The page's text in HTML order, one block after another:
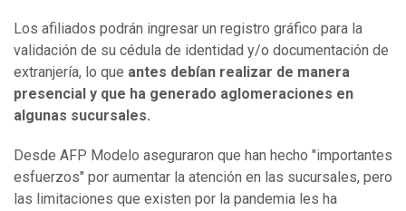
Los afiliados podrán ingresar un registro gráfico para la
validación de su cédula de identidad y/o documentación de
extranjería, lo que antes debían realizar de manera
presencial y que ha generado aglomeraciones en
algunas sucursales.
Desde AFP Modelo aseguraron que han hecho "importantes
esfuerzos" por aumentar la atención en las sucursales, pero
las limitaciones que existen por la pandemia les ha